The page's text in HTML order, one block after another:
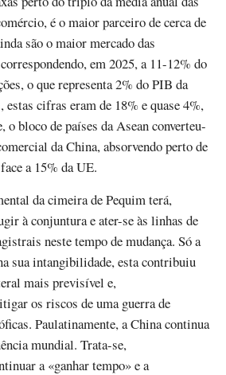
é o maior parceiro de cerca de
são o maior mercado das
em 2025, a 11-12% do
o que representa 2% do PIB da
estas cifras eram de 18% e quase 4%,
o bloco de países da Asean converteu-
da China, absorvendo perto de
a 15% da UE.
da cimeira de Pequim terá,
à conjuntura e ater-se às linhas de
neste tempo de mudança. Só a
sua intangibilidade, esta contribuiu
mais previsível e,
os riscos de uma guerra de
Paulatinamente, a China continua
mundial. Trata-se,
a «ganhar tempo» e a